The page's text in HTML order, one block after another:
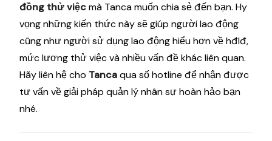
đồng thử việcmà Tanca muốn chia sẻ đến bạn. Hy
vọng những kiến thức này sẽ giúp người lao động
cũng như người sử dụng lao động hiểu hơn về hđlđ,
mức lương thử việc và nhiều vấn đề khác liên quan.
Hãy liên hệ cho Tancaqua số hotline để nhận được
tư vấn về giải pháp quản lý nhân sự hoàn hảo bạn
nhé.